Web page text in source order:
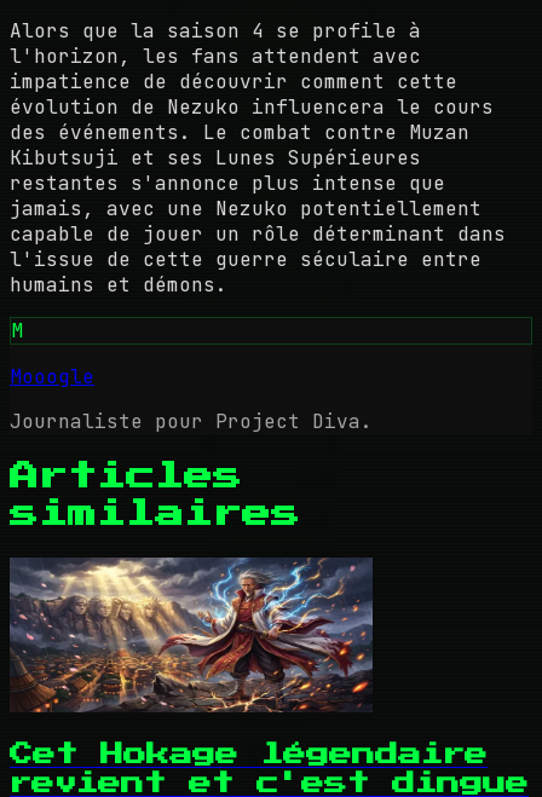
Alors que la saison 4 se profile à
l'horizon, les fans attendent avec
impatience de découvrir comment cette
évolution de Nezuko influencera le cours
des événements. Le combat contre Muzan
Kibutsuji et ses Lunes Supérieures
restantes s'annonce plus intense que
jamais, avec une Nezuko potentiellement
capable de jouer un rôle déterminant dans
l'issue de cette guerre séculaire entre
humains et démons.
M
Mooogle
Journaliste pour Project Diva.
Articles
similaires
Cet Hokage légendaire
revient et c'est dingue